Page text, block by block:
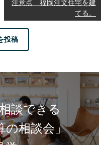
注意点 福岡注文住宅を建
てる。
投稿
談できる
の相談会」